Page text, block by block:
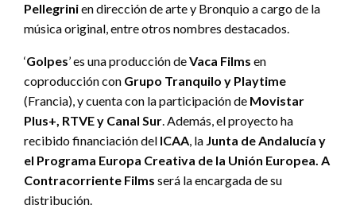
Pellegrinien dirección de arte y Bronquio a cargo de la
música original, entre otros nombres destacados.
‘Golpes’ es una producción deVaca Films en
coproducción con Grupo Tranquilo y Playtime
(Francia), y cuenta con la participación de Movistar
Plus+, RTVE y Canal Sur. Además, el proyecto ha
recibido financiación del ICAA, la Junta de Andalucía y
el Programa Europa Creativa de la Unión Europea. A
Contracorriente Films será la encargada de su
distribución.